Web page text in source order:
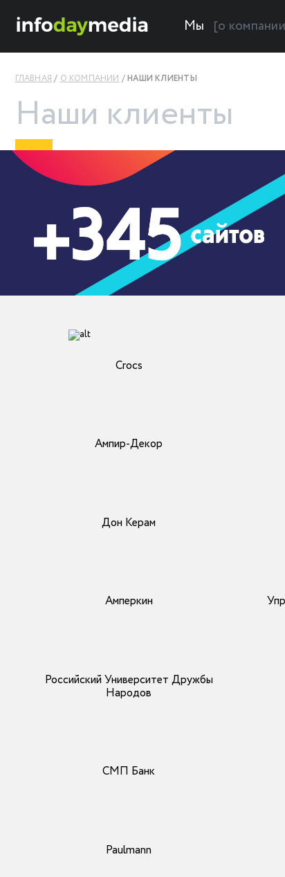
Мы [о
ГЛАВНАЯ О КОМПАНИИ НАШИ КЛИЕНТЫ
Наши клиенты
Crocs
Ампир-Декор
Дон Керам
Амперкин
Российский Университет Дружбы
Народов
СМП Банк
Paulmann